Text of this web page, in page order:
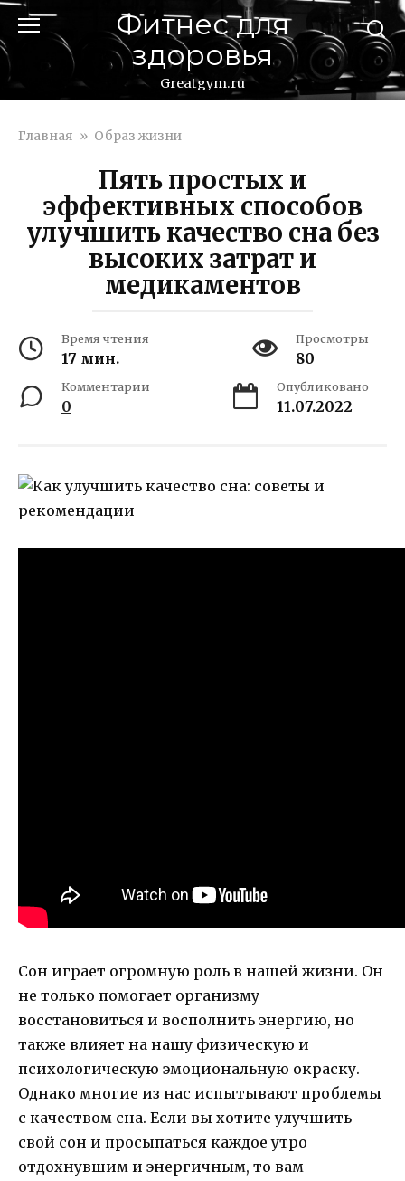
Перейти
контенту
Фитнес для
здоровья
Greatgym.ru
Главная » Образ жизни
Пять простых и
эффективных способов
улучшить качество сна без
высоких затрат и
медикаментов
Время чтения
17 мин.
Просмотры
80
Комментарии
0
Опубликовано
11.07.2022
Сон играет огромную роль в нашей жизни. Он
не только помогает организму
восстановиться и восполнить энергию, но
также влияет на нашу физическую и
психологическую эмоциональную окраску.
Однако многие из нас испытывают проблемы
с качеством сна. Если вы хотите улучшить
свой сон и просыпаться каждое утро
отдохнувшим и энергичным, то вам